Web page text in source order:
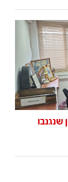
שנגנבו